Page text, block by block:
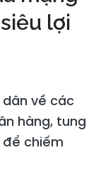
lợi
dân về các
hàng, tung
chiếm